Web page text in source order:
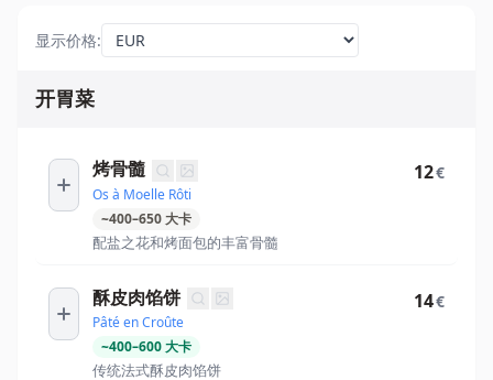
显示价格:
开胃菜
烤骨髓
Os à Moelle Rôti
~400–650大卡
配盐之花和烤面包的丰富骨髓
12€
酥皮肉馅饼
Pâté en Croûte
~400–600大卡
传统法式酥皮肉馅饼
14€